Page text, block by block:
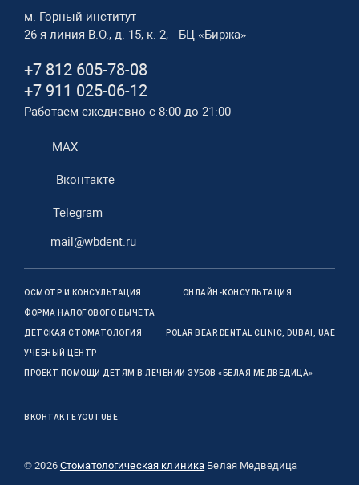
м. Горный институт
26-я линия В.О., д. 15, к. 2, БЦ «Биржа»
+7 812 605-78-08
+7 911 025-06-12
Работаем ежедневно с 8:00 до 21:00
MAX
Вконтакте
Telegram
mail@wbdent.ru
ОСМОТР И КОНСУЛЬТАЦИЯ ОНЛАЙН-КОНСУЛЬТАЦИЯ
ФОРМА НАЛОГОВОГО ВЫЧЕТА
ДЕТСКАЯ СТОМАТОЛОГИЯ POLAR BEAR DENTAL CLINIC, DUBAI, UAE
УЧЕБНЫЙ ЦЕНТР
ПРОЕКТ ПОМОЩИ ДЕТЯМ В ЛЕЧЕНИИ ЗУБОВ «БЕЛАЯ МЕДВЕДИЦА»
ВКОНТАКТЕYOUTUBE
© 2026 Стоматологическая клиника Белая Медведица